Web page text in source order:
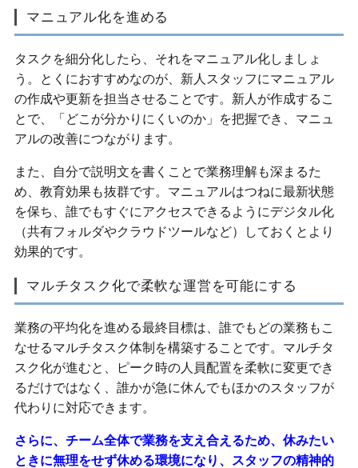
マニュアル化を進める
タスクを細分化したら、それをマニュアル化しましょ
う。とくにおすすめなのが、新人スタッフにマニュアル
の作成や更新を担当させることです。新人が作成するこ
とで、「どこが分かりにくいのか」を把握でき、マニュ
アルの改善につながります。
また、自分で説明文を書くことで業務理解も深まるた
め、教育効果も抜群です。マニュアルはつねに最新状態
を保ち、誰でもすぐにアクセスできるようにデジタル化
（共有フォルダやクラウドツールなど）しておくとより
効果的です。
マルチタスク化で柔軟な運営を可能にする
業務の平均化を進める最終目標は、誰でもどの業務もこ
なせるマルチタスク体制を構築することです。マルチタ
スク化が進むと、ピーク時の人員配置を柔軟に変更でき
るだけではなく、誰かが急に休んでもほかのスタッフが
代わりに対応できます。
さらに、チーム全体で業務を支え合えるため、休みたい
ときに無理をせず休める環境になり、スタッフの精神的